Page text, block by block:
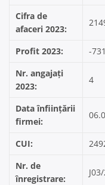
Cifra de
afaceri 2023:
Profit 2023:
-
Nr. angajați
2023:
4
Data înființării
firmei:
CUI:
Nr. de
înregistrare: